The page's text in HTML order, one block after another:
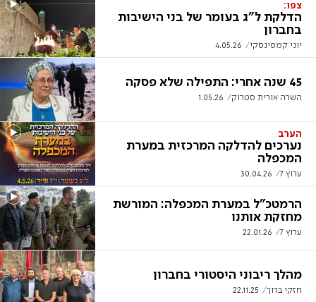
צפו:
הדלקת ל"ג בעומר של בני הישיבות
בחברון
יוני קמפינסקי 4.05.26
45 שנה אחרי: התפילה שלא פסקה
השרה אורית סטרוק 1.05.26
הערב
נערכים להדלקה המרכזית במערת
המכפלה
ערוץ 7 30.04.26
הרמטכ"ל במערת המכפלה: המורשת
מחזקת אותנו
ערוץ 7 22.01.26
מהלך ריבוני היסטורי בחברון
חזקי ברוך 22.11.25